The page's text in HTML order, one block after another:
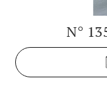
N°